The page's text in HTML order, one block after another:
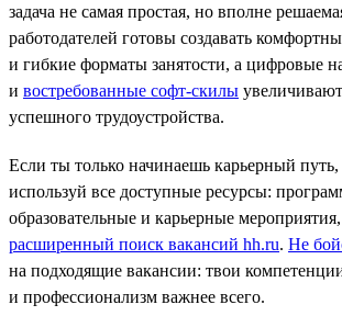
задача не самая простая, но вполне
работодателей готовы создавать
и гибкие форматы занятости, а цифровые
и востребованные софт-скилы
успешного трудоустройства.
Если ты только начинаешь карьерный
используй все доступные ресурсы:
образовательные и карьерные
расширенный поиск вакансий hh.ru. Не
на подходящие вакансии: твои
и профессионализм важнее всего.